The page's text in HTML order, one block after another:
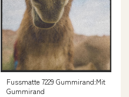
Fussmatte 7229 Gummirand:Mit
Gummirand